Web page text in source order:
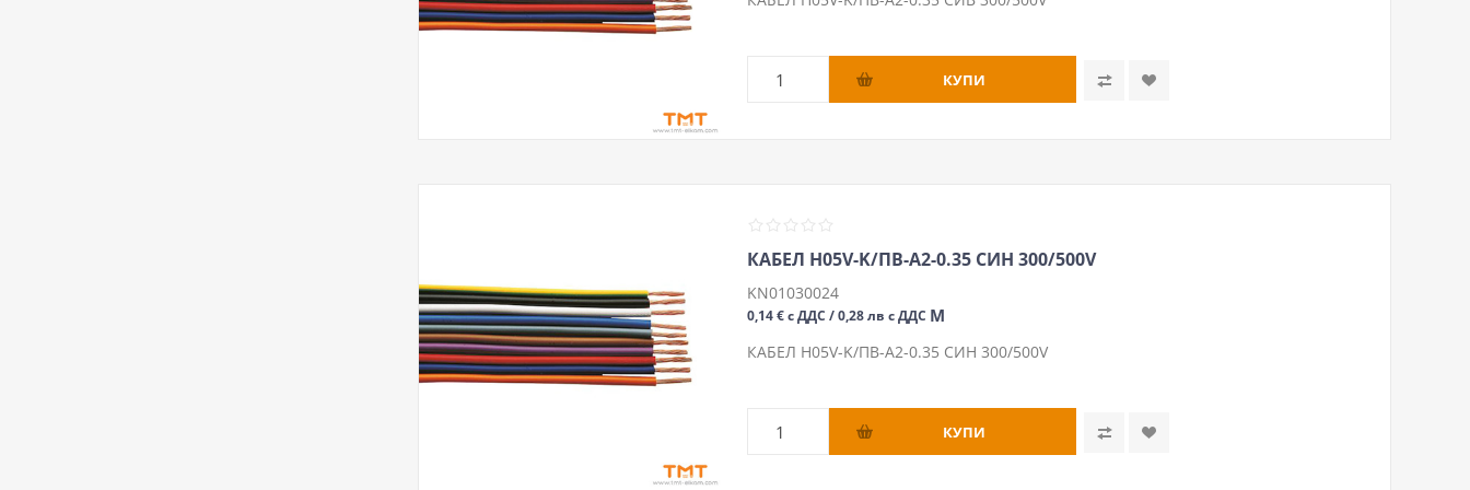
КАБЕЛ H05V-K/ПВ-А2-0.35 СИН 300/500V
KN01030024
0,14 € с ДДС / 0,28 лв с ДДС М
КАБЕЛ H05V-K/ПВ-А2-0.35 СИН 300/500V